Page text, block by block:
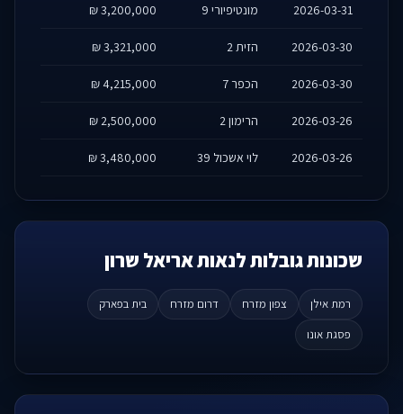
2026-03-31 מונטיפיורי 9 3,200,000 ₪
2026-03-30 הזית 2 3,321,000 ₪
2026-03-30 הכפר 7 4,215,000 ₪
2026-03-26 הרימון 2 2,500,000 ₪
2026-03-26 לוי אשכול 39 3,480,000 ₪
שכונות גובלות לנאות אריאל שרון
רמת אילן צפון מזרח דרום מזרח
בית בפארק
פסגת אונו